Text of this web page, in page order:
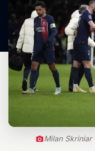
Milan Skriniar